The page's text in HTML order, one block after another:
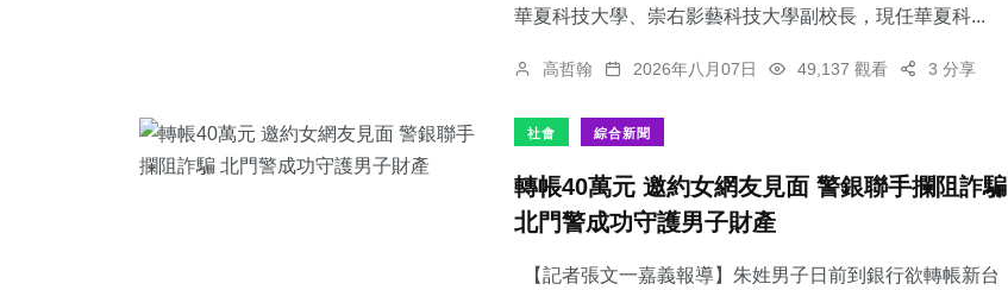
華夏科技大學、崇右影藝科技大學副校長，現任華夏科...
高哲翰 2026年八月07日 49,137 觀看 3 分享
社會 綜合新聞
轉帳40萬元 邀約女網友見面 警銀聯手攔阻詐騙
北門警成功守護男子財產
【記者張文一嘉義報導】朱姓男子日前到銀行欲轉帳新台